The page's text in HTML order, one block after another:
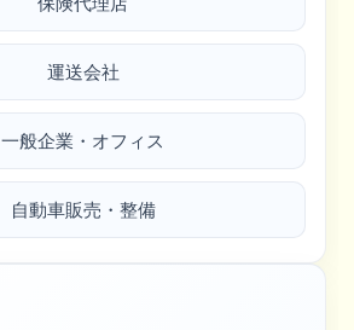
運送会社
一般企業・オフィス
自動車販売・整備